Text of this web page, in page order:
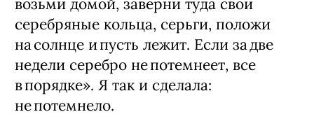
серебряные кольца, серьги, положи
на солнце и пусть лежит. Если за две
недели серебро не потемнеет, все
в порядке». Я так и сделала:
не потемнело.